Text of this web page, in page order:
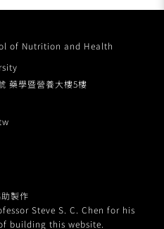
of Nutrition and Health
藥學暨營養大樓5樓
製作
Steve S. C. Chen for his
building this website.